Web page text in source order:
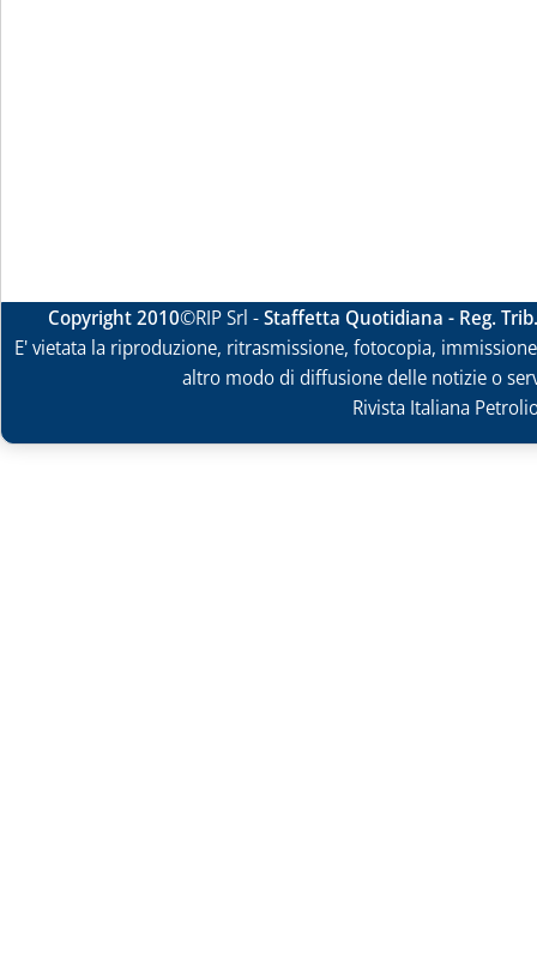
Copyright 2010©RIP Srl -Staffetta Quotidiana - Reg.
E' vietata la riproduzione, ritrasmissione, fotocopia,
altro modo di diffusione delle notizie o
Rivista Italiana